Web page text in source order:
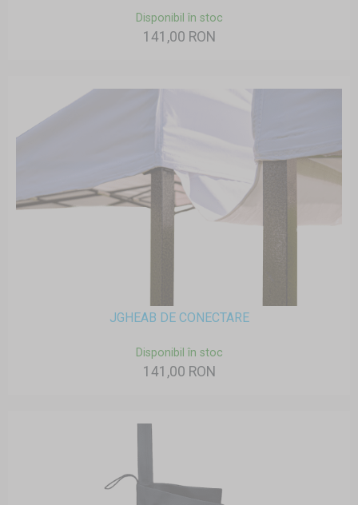
Disponibil în stoc
141,00 RON
JGHEAB DE CONECTARE
Disponibil în stoc
141,00 RON